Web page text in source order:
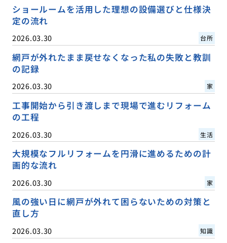
ショールームを活用した理想の設備選びと仕様決
定の流れ
2026.03.30 台所
網戸が外れたまま戻せなくなった私の失敗と教訓
の記録
2026.03.30 家
工事開始から引き渡しまで現場で進むリフォーム
の工程
2026.03.30 生活
大規模なフルリフォームを円滑に進めるための計
画的な流れ
2026.03.30 家
風の強い日に網戸が外れて困らないための対策と
直し方
2026.03.30 知識